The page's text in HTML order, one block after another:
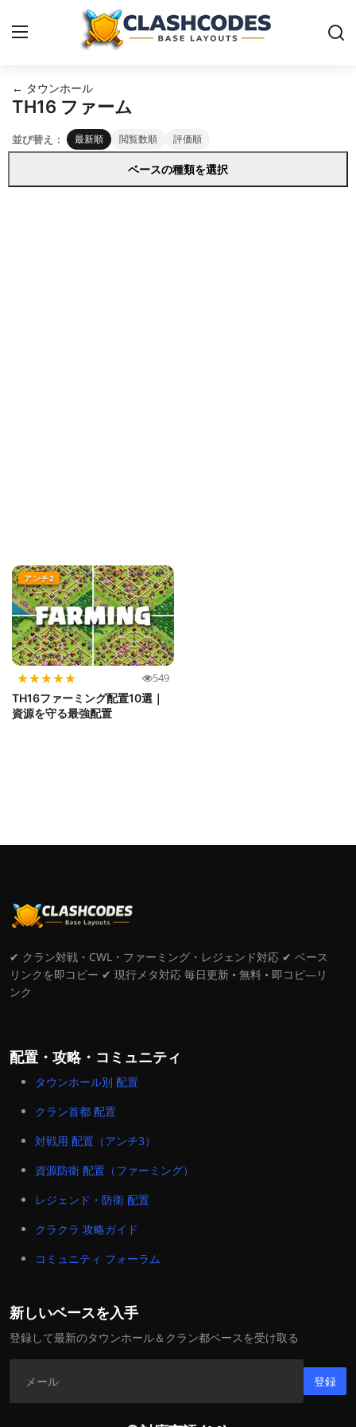
クラクラ 配置
日本語
← タウンホール
TH16 ファーム
並び替え： 最新順 閲覧数順 評価順
ベースの種類を選択
アンチ2
★★★★★ 549
TH16ファーミング配置10選｜
資源を守る最強配置
✔ クラン対戦・CWL・ファーミング・レジェンド対応 ✔ ベース
リンクを即コピー ✔ 現行メタ対応 毎日更新 • 無料 • 即コピ―リ
ンク
配置・攻略・コミュニティ
タウンホール別 配置
クラン首都 配置
対戦用 配置（アンチ3）
資源防衛 配置（ファーミング）
レジェンド・防衛 配置
クラクラ 攻略ガイド
コミュニティ フォーラム
新しいベースを入手
登録して最新のタウンホール＆クラン都ベースを受け取る
登録